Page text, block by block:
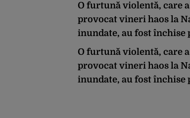
O furtună violentă, care
provocat vineri haos la
inundate, au fost închise
O furtună violentă, care
provocat vineri haos la
inundate, au fost închise